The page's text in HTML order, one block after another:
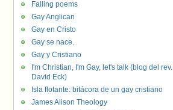
Falling poems
Gay Anglican
Gay en Cristo
Gay se nace.
Gay y Cristiano
I'm Christian, I'm Gay, let's talk (blog del rev.
David Eck)
Isla flotante: bitácora de un gay cristiano
James Alison Theology